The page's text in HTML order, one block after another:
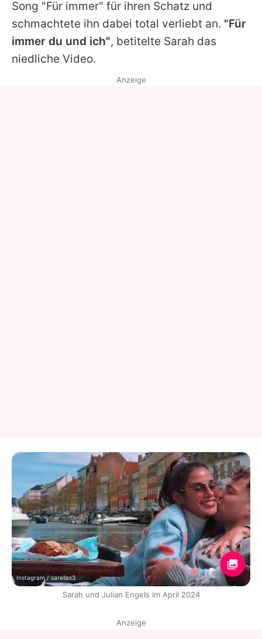
Song "Für immer" für ihren Schatz und
schmachtete ihn dabei total verliebt an. "Für
immer du und ich", betitelte Sarah das
niedliche Video.
Anzeige
Instagram / sarellax3
Sarah und Julian Engels im April 2024
Anzeige